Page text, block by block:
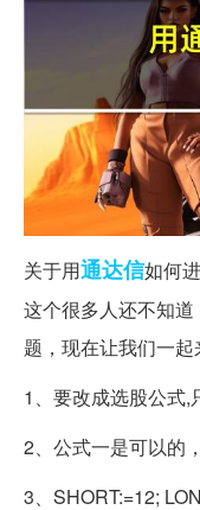
关于用通达信如何
这个很多人还不知
题，现在让我们一起
1、要改成选股公式,
2、公式一是可以的
3、SHORT:=12;